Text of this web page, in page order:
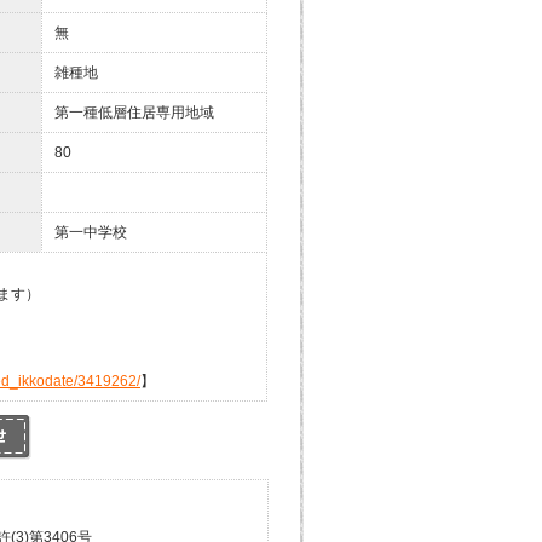
無
雑種地
第一種低層住居専用地域
80
第一中学校
）
3419262/】
(3)第3406号